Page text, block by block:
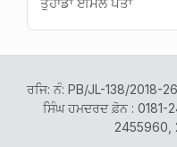
ਰਜਿ: ਨੰ: PB/JL-138/2018-
ਸਿੰਘ ਹਮਦਰਦ ਫ਼ੋਨ : 0181-
2455960,